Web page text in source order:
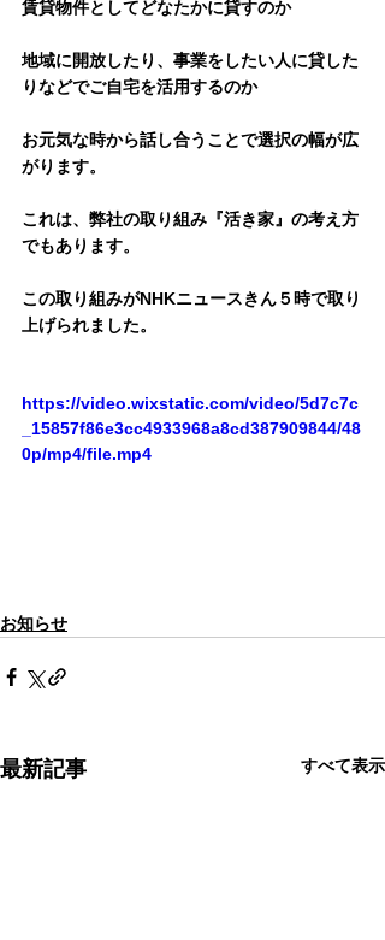
賃貸物件としてどなたかに貸すのか
地域に開放したり、事業をしたい人に貸した
りなどでご自宅を活用するのか
お元気な時から話し合うことで選択の幅が広
がります。
これは、弊社の取り組み『活き家』の考え方
でもあります。
この取り組みがNHKニュースきん５時で取り
上げられました。
https://video.wixstatic.com/video/5d7c7c
_15857f86e3cc4933968a8cd387909844/48
0p/mp4/file.mp4
お知らせ
最新記事 すべて表示